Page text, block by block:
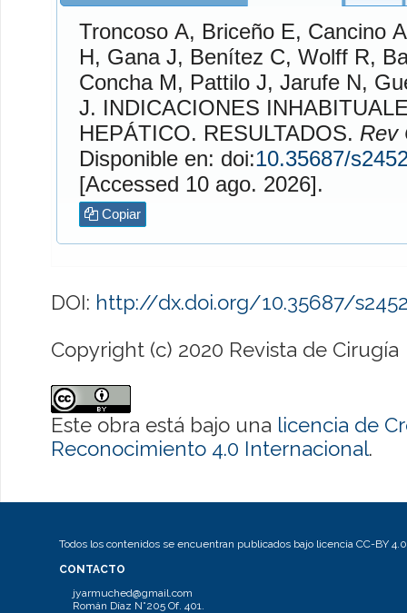
TroncosoA, BriceñoE, Cancino
H, GanaJ, Benítez C, WolffR,
ConchaM, PattiloJ, JarufeN,
J. INDICACIONES INHABITUALES DE TRASPLANTE
HEPÁTICO. RESULTADOS. Rev
Disponible en: doi:10.35687/
[Accessed 10 ago. 2026].
Copiar
DOI: http://dx.doi.org/10.35687/
Copyright (c) 2020 Revista de Cirugía
Este obra está bajo una licencia de
Reconocimiento 4.0 Internacional.
Todos los contenidos se encuentran publicados bajo licencia CC-BY 4.0
CONTACTO
jyarmuched@gmail.com
Román Díaz N°205 Of. 401.